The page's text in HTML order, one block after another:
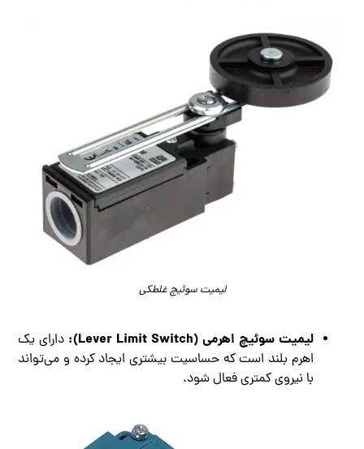
لیمیت سوئیچ غلطکی
لیمیت سوئیچ اهرمی (Lever Limit Switch):
دارای یک
اهرم بلند است که حساسیت بیشتری ایجاد کرده و می‌تواند
با نیروی کمتری فعال شود.